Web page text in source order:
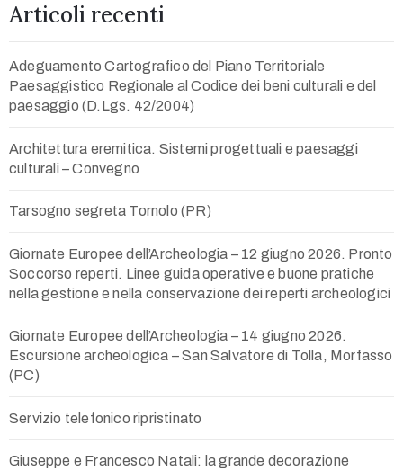
Articoli recenti
Adeguamento Cartografico del Piano Territoriale
Paesaggistico Regionale al Codice dei beni culturali e del
paesaggio (D.Lgs. 42/2004)
Architettura eremitica. Sistemi progettuali e paesaggi
culturali – Convegno
Tarsogno segreta Tornolo (PR)
Giornate Europee dell’Archeologia – 12 giugno 2026. Pronto
Soccorso reperti. Linee guida operative e buone pratiche
nella gestione e nella conservazione dei reperti archeologici
Giornate Europee dell’Archeologia – 14 giugno 2026.
Escursione archeologica – San Salvatore di Tolla, Morfasso
(PC)
Servizio telefonico ripristinato
Giuseppe e Francesco Natali: la grande decorazione